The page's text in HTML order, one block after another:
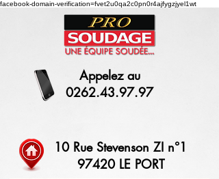
facebook-domain-verification=fvet2u0qa2c0pn0r4ajfygzjyel1wt
10 Rue Stevenson ZI n°1
97420 LE PORT
Appelez au
0262.43.97.97